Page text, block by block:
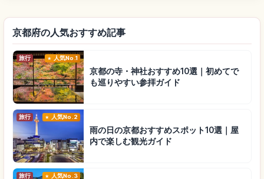
京都府の人気おすすめ記事
旅行 人気No.1
京都の寺・神社おすすめ10選｜初めてで
も巡りやすい参拝ガイド
旅行 人気No.2
雨の日の京都おすすめスポット10選｜屋
内で楽しむ観光ガイド
旅行 人気No.3